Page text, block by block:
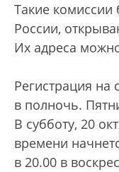
Такие комиссии
России,
Их адреса
Регистрация на
в полночь.
В субботу, 20
времени
в 20.00 в